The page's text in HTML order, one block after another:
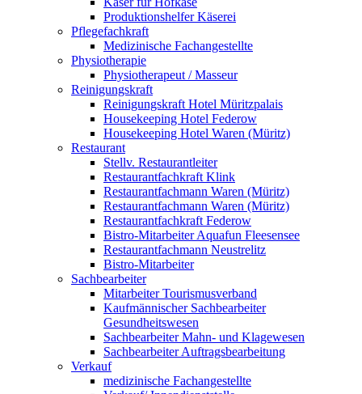
Produktionshelfer Käserei
Pflegefachkraft
Medizinische Fachangestellte
Physiotherapie
Physiotherapeut / Masseur
Reinigungskraft
Reinigungskraft Hotel Müritzpalais
Housekeeping Hotel Federow
Housekeeping Hotel Waren (Müritz)
Restaurant
Stellv. Restaurantleiter
Restaurantfachkraft Klink
Restaurantfachmann Waren (Müritz)
Restaurantfachmann Waren (Müritz)
Restaurantfachkraft Federow
Bistro-Mitarbeiter Aquafun Fleesensee
Restaurantfachmann Neustrelitz
Bistro-Mitarbeiter
Sachbearbeiter
Mitarbeiter Tourismusverband
Kaufmännischer Sachbearbeiter
Gesundheitswesen
Sachbearbeiter Mahn- und Klagewesen
Sachbearbeiter Auftragsbearbeitung
Verkauf
medizinische Fachangestellte